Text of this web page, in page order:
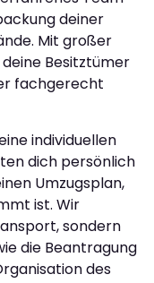
deiner
Mit großer
Besitztümer
fachgerecht
individuellen
dich persönlich
Umzugsplan,
ist. Wir
sondern
die Beantragung
des